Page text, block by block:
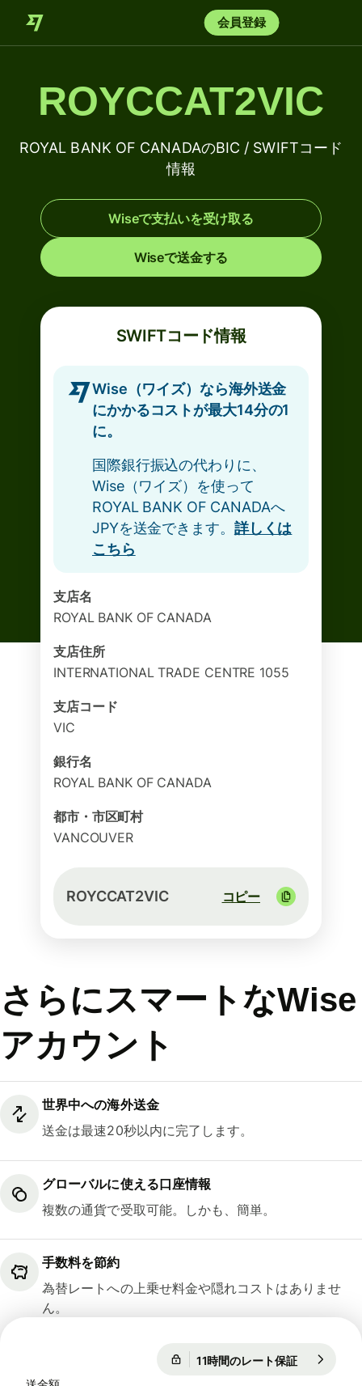
会員登録
ROYCCAT2VIC
ROYAL BANK OF CANADAのBIC / SWIFTコード
情報
Wiseで支払いを受け取る
Wiseで送金する
SWIFTコード情報
Wise（ワイズ）なら海外送金
にかかるコストが最大14分の1
に。
国際銀行振込の代わりに、
Wise（ワイズ）を使って
ROYAL BANK OF CANADAへ
JPYを送金できます。 詳しくは
こちら
支店名
ROYAL BANK OF CANADA
支店住所
INTERNATIONAL TRADE CENTRE 1055
支店コード
VIC
銀行名
ROYAL BANK OF CANADA
都市・市区町村
VANCOUVER
ROYCCAT2VIC コピー
さらにスマートなWise
アカウント
世界中への海外送金
送金は最速20秒以内に完了します。
グローバルに使える口座情報
複数の通貨で受取可能。しかも、簡単。
手数料を節約
為替レートへの上乗せ料金や隠れコストはありませ
ん。
11時間のレート保証